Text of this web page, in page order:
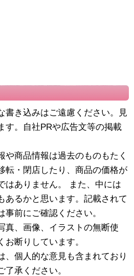
書き込みはご遠慮ください。見
す。自社PRや広告文等の掲載
や商品情報は過去のものもたく
転・閉店したり、商品の価格が
はありません。 また、中には
あるかと思います。記載されて
前にご確認ください。
真、画像、イラストの無断使
お断りしています。
、個人的な意見も含まれており
了承ください。